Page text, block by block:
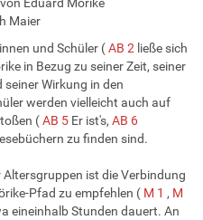
Maier
und Schüler (AB 2 ließe sich
in Bezug zu seiner Zeit, seiner
Wirkung in den
werden vielleicht auch auf
(AB 5 Er ist's, AB 6
zu finden sind.
ist die Verbindung
Pfad zu empfehlen ( M 1 , M
eineinhalb Stunden dauert. An